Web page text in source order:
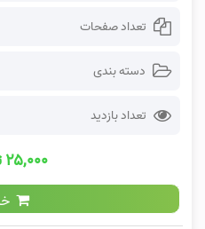
تعداد صفحات
دسته بندی
تعداد بازدید
۲۵,۰۰۰ تومان